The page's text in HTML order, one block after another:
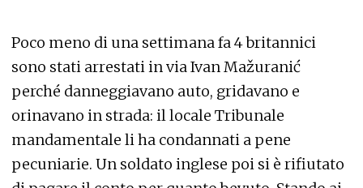
Poco meno di una settimana fa 4 britannici
sono stati arrestati in via Ivan Mažuranić
perché danneggiavano auto, gridavano e
orinavano in strada: il locale Tribunale
mandamentale li ha condannati a pene
pecuniarie. Un soldato inglese poi si è rifiutato